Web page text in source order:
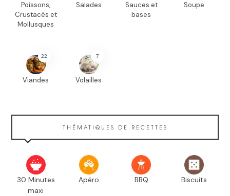
Poissons,
Crustacés et
Mollusques
Salades
Sauces et
bases
Soupe
22
Viandes
7
Volailles
THÉMATIQUES DE RECETTES
30 Minutes
maxi
Apéro BBQ Biscuits